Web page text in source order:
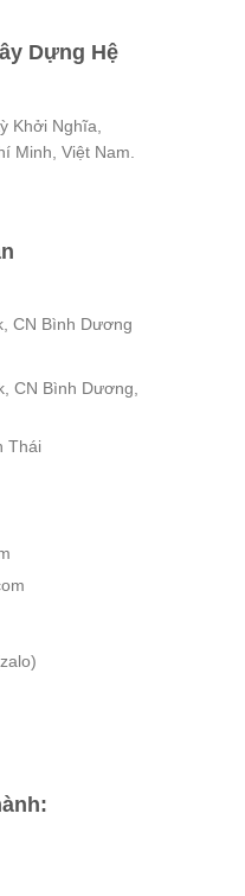
Dựng Hệ
Khởi Nghĩa,
Minh, Việt Nam.
CN Bình Dương
CN Bình Dương,
Thái